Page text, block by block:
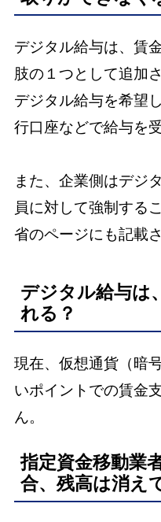
デジタル給与は、賃
肢の１つとして追加
デジタル給与を希望
行口座などで給与を
また、企業側はデジ
員に対して強制する
省のページにも記載
デジタル給与は
れる？
現在、仮想通貨（暗
いポイントでの賃金
ん。
指定資金移動業
合、残高は消え